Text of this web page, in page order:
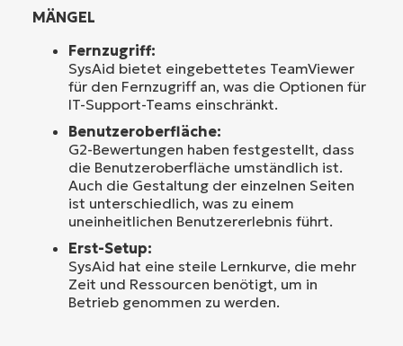
MÄNGEL
Fernzugriff:
SysAid bietet eingebettetes TeamViewer
für den Fernzugriff an, was die Optionen für
IT-Support-Teams einschränkt.
Benutzeroberfläche:
G2-Bewertungen haben festgestellt, dass
die Benutzeroberfläche umständlich ist.
Auch die Gestaltung der einzelnen Seiten
ist unterschiedlich, was zu einem
uneinheitlichen Benutzererlebnis führt.
Erst-Setup:
SysAid hat eine steile Lernkurve, die mehr
Zeit und Ressourcen benötigt, um in
Betrieb genommen zu werden.